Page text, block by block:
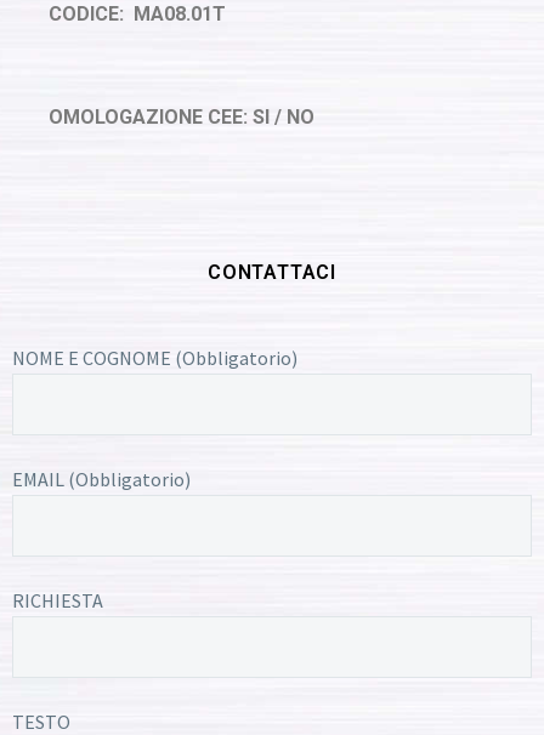
CODICE: MA08.01T
OMOLOGAZIONE CEE: SI / NO
CONTATTACI
NOME E COGNOME (Obbligatorio)
EMAIL (Obbligatorio)
RICHIESTA
TESTO